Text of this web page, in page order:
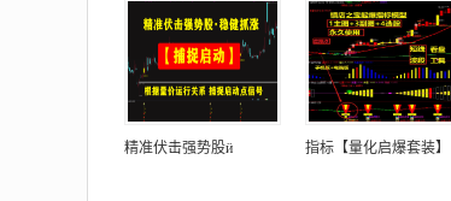
精准伏击强势股ӥ 指标【量化启爆套装】